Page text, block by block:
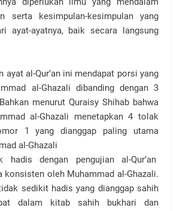
serta kesimpulan-kesimpulan yang
ayat-ayatnya, baik secara langsung
ayat al-Qur’an ini mendapat porsi yang
al-Ghazali dibanding dengan 3
menurut Quraisy Shihab bahwa
al-Ghazali menetapkan 4 tolak
1 yang dianggap paling utama
al-Ghazali
hadis dengan pengujian al-Qur’an
konsisten oleh Muhammad al-Ghazali.
sedikit hadis yang dianggap sahih
dalam kitab sahih bukhari dan